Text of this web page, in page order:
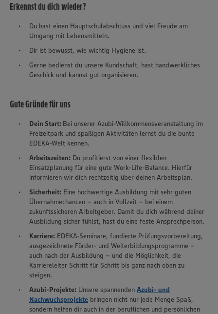
Erkennst du dich wieder?
Du hast einen Hauptschulabschluss und viel Freude am
Umgang mit Lebensmitteln.
Dir ist bewusst, wie wichtig Hygiene ist.
Gerne bedienst du unsere Kundschaft, hast handwerkliches
Geschick und kannst gut organisieren.
Gute Gründe für uns
Dein Start: Bei unserer Azubi-Willkommensveranstaltung im
Freizeitpark und spaßigen Aktivitäten lernst du die bunte
EDEKA-Welt kennen.
Arbeitszeiten: Du profitierst von einer flexiblen
Einsatzplanung für eine gute Work-Life-Balance. Hierfür
informieren wir dich rechtzeitig über deinen Arbeitsplan.
Sicherheit: Eine hochwertige Ausbildung mit sehr guten
Übernahmechancen – auch in Vollzeit – bei einem
zukunftssicheren Arbeitgeber. Damit du dich während deiner
Ausbildung sicher fühlst, hast du eine feste Ansprechperson.
Karriere: EDEKA-Seminare, fundierte Prüfungsvorbereitung,
ausgezeichnete Förder- und Weiterbildungsprogramme –
auch nach der Ausbildung – und die Möglichkeit, die
Karriereleiter Schritt für Schritt bis ganz nach oben zu
steigen.
Azubi-Projekte: Unsere spannenden Azubi- und
Nachwuchsprojekte bringen nicht nur jede Menge Spaß,
sondern helfen dir auch in der beruflichen und persönlichen